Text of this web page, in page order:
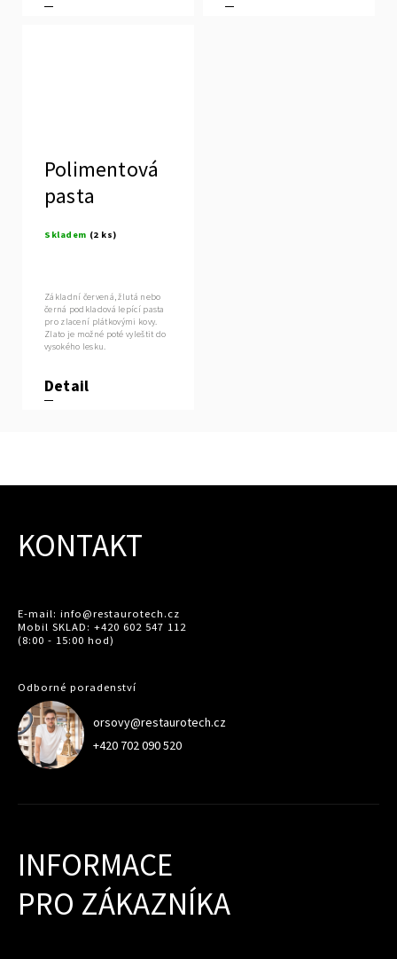
Polimentová
pasta
Skladem (2 ks)
Detail
Základní červená, žlutá nebo
černá podkladová lepící pasta
pro zlacení plátkovými kovy.
Zlato je možné poté vyleštit do
vysokého lesku.
KONTAKT
E-mail: info@restaurotech.cz
Mobil SKLAD: +420 602 547 112
(8:00 - 15:00 hod)
Odborné poradenství
orsovy@restaurotech.cz
+420 702 090 520
INFORMACE
PRO ZÁKAZNÍKA